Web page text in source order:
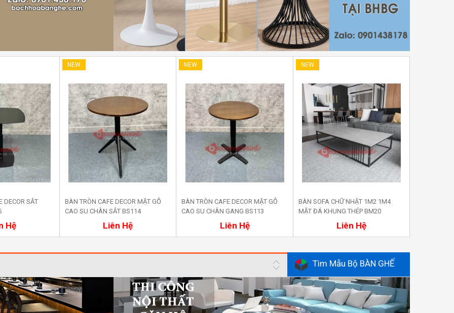
ngay
DECOR SẮT
Hệ
NEW
Mua ngay
BÀN TRÒN CAFE DECOR MẶT GỖ
CAO SU CHÂN SẮT BS114
Liên Hệ
NEW
Mua ngay
BÀN TRÒN CAFE DECOR MẶT GỖ
CAO SU CHÂN GANG BS113
Liên Hệ
NEW
Mua ngay
BÀN SOFA CHỮ NHẬT 1M2 1M4
MẶT ĐÁ KHUNG THÉP BM20
Liên Hệ
Tìm Mẫu Bộ BÀN GHẾ